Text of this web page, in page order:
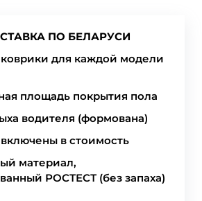
ПО БЕЛАРУСИ
для каждой модели
площадь покрытия пола
водителя (формована)
в стоимость
материал,
РОСТЕСТ (без запаха)